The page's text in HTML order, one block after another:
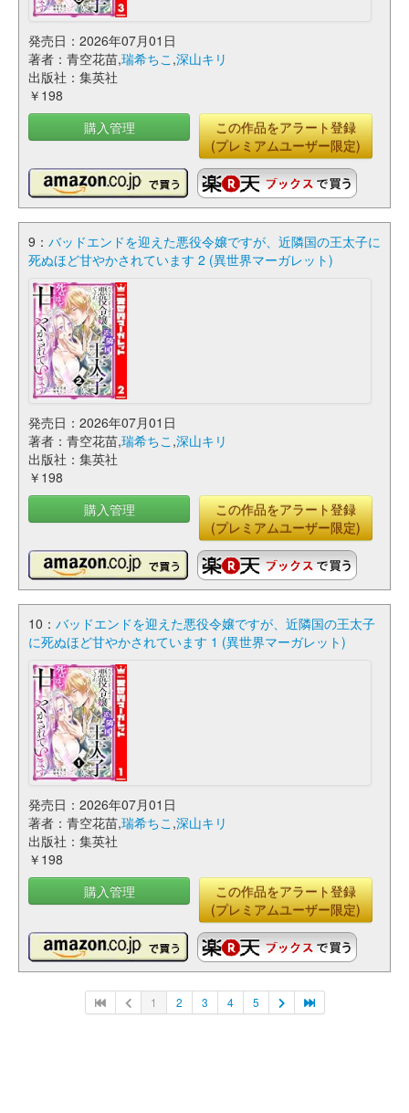
発売日：2026年07月01日
著者：青空花苗,瑞希ちこ ,深山キリ
出版社：集英社
￥198
購入管理
この作品をアラート登録
(プレミアムユーザー限定)
9： バッドエンドを迎えた悪役令嬢ですが、近隣国の王太子に
死ぬほど甘やかされています 2 (異世界マーガレット)
発売日：2026年07月01日
著者：青空花苗,瑞希ちこ ,深山キリ
出版社：集英社
￥198
購入管理
この作品をアラート登録
(プレミアムユーザー限定)
10： バッドエンドを迎えた悪役令嬢ですが、近隣国の王太子
に死ぬほど甘やかされています 1 (異世界マーガレット)
発売日：2026年07月01日
著者：青空花苗,瑞希ちこ ,深山キリ
出版社：集英社
￥198
購入管理
この作品をアラート登録
(プレミアムユーザー限定)
1 2 3 4 5